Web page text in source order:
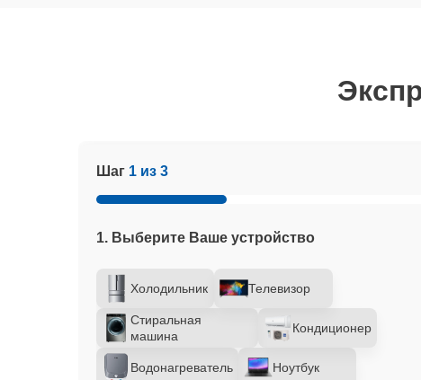
Шаг 1 из 3
1. Выберите Ваше устройство
Холодильник Телевизор
Стиральная
машина
Кондиционер
Водонагреватель Ноутбук